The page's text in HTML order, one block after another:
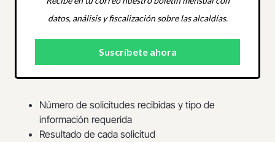
datos, análisis y fiscalización sobre las alcaldías.
Número de solicitudes recibidas y tipo de
información requerida
Resultado de cada solicitud